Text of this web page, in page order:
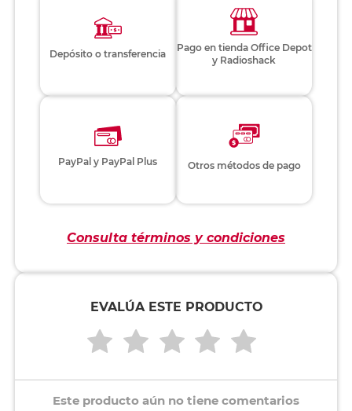
Depósito o transferencia
Pago en tienda Office Depot
y Radioshack
PayPal y PayPal Plus Otros métodos de pago
Consulta términos y condiciones
EVALÚA ESTE PRODUCTO
Este producto aún no tiene comentarios